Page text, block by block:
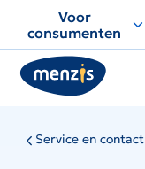
voor
snelle
navigatie
Voor
consumenten
Service en contact